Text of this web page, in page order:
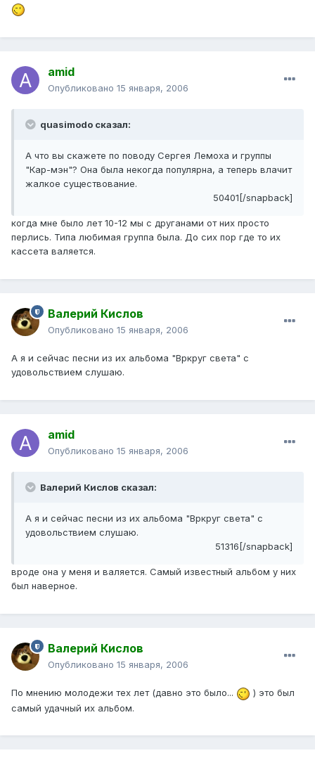
amid
Опубликовано 15 января, 2006
quasimodo сказал:
А что вы скажете по поводу Сергея Лемоха и группы
"Кар-мэн"? Она была некогда популярна, а теперь влачит
жалкое существование.
50401[/snapback]
когда мне было лет 10-12 мы с друганами от них просто
перлись. Типа любимая группа была. До сих пор где то их
кассета валяется.
Валерий Кислов
Опубликовано 15 января, 2006
А я и сейчас песни из их альбома "Вркруг света" с
удовольствием слушаю.
amid
Опубликовано 15 января, 2006
Валерий Кислов сказал:
А я и сейчас песни из их альбома "Вркруг света" с
удовольствием слушаю.
51316[/snapback]
вроде она у меня и валяется. Самый известный альбом у них
был наверное.
Валерий Кислов
Опубликовано 15 января, 2006
По мнению молодежи тех лет (давно это было...
) это был
самый удачный их альбом.